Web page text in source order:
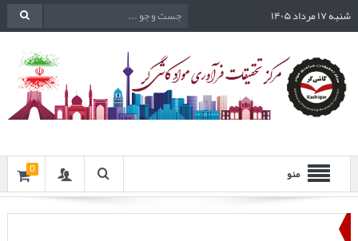
شنبه ۱۷ مرداد ۱۴۰۵
منو 0